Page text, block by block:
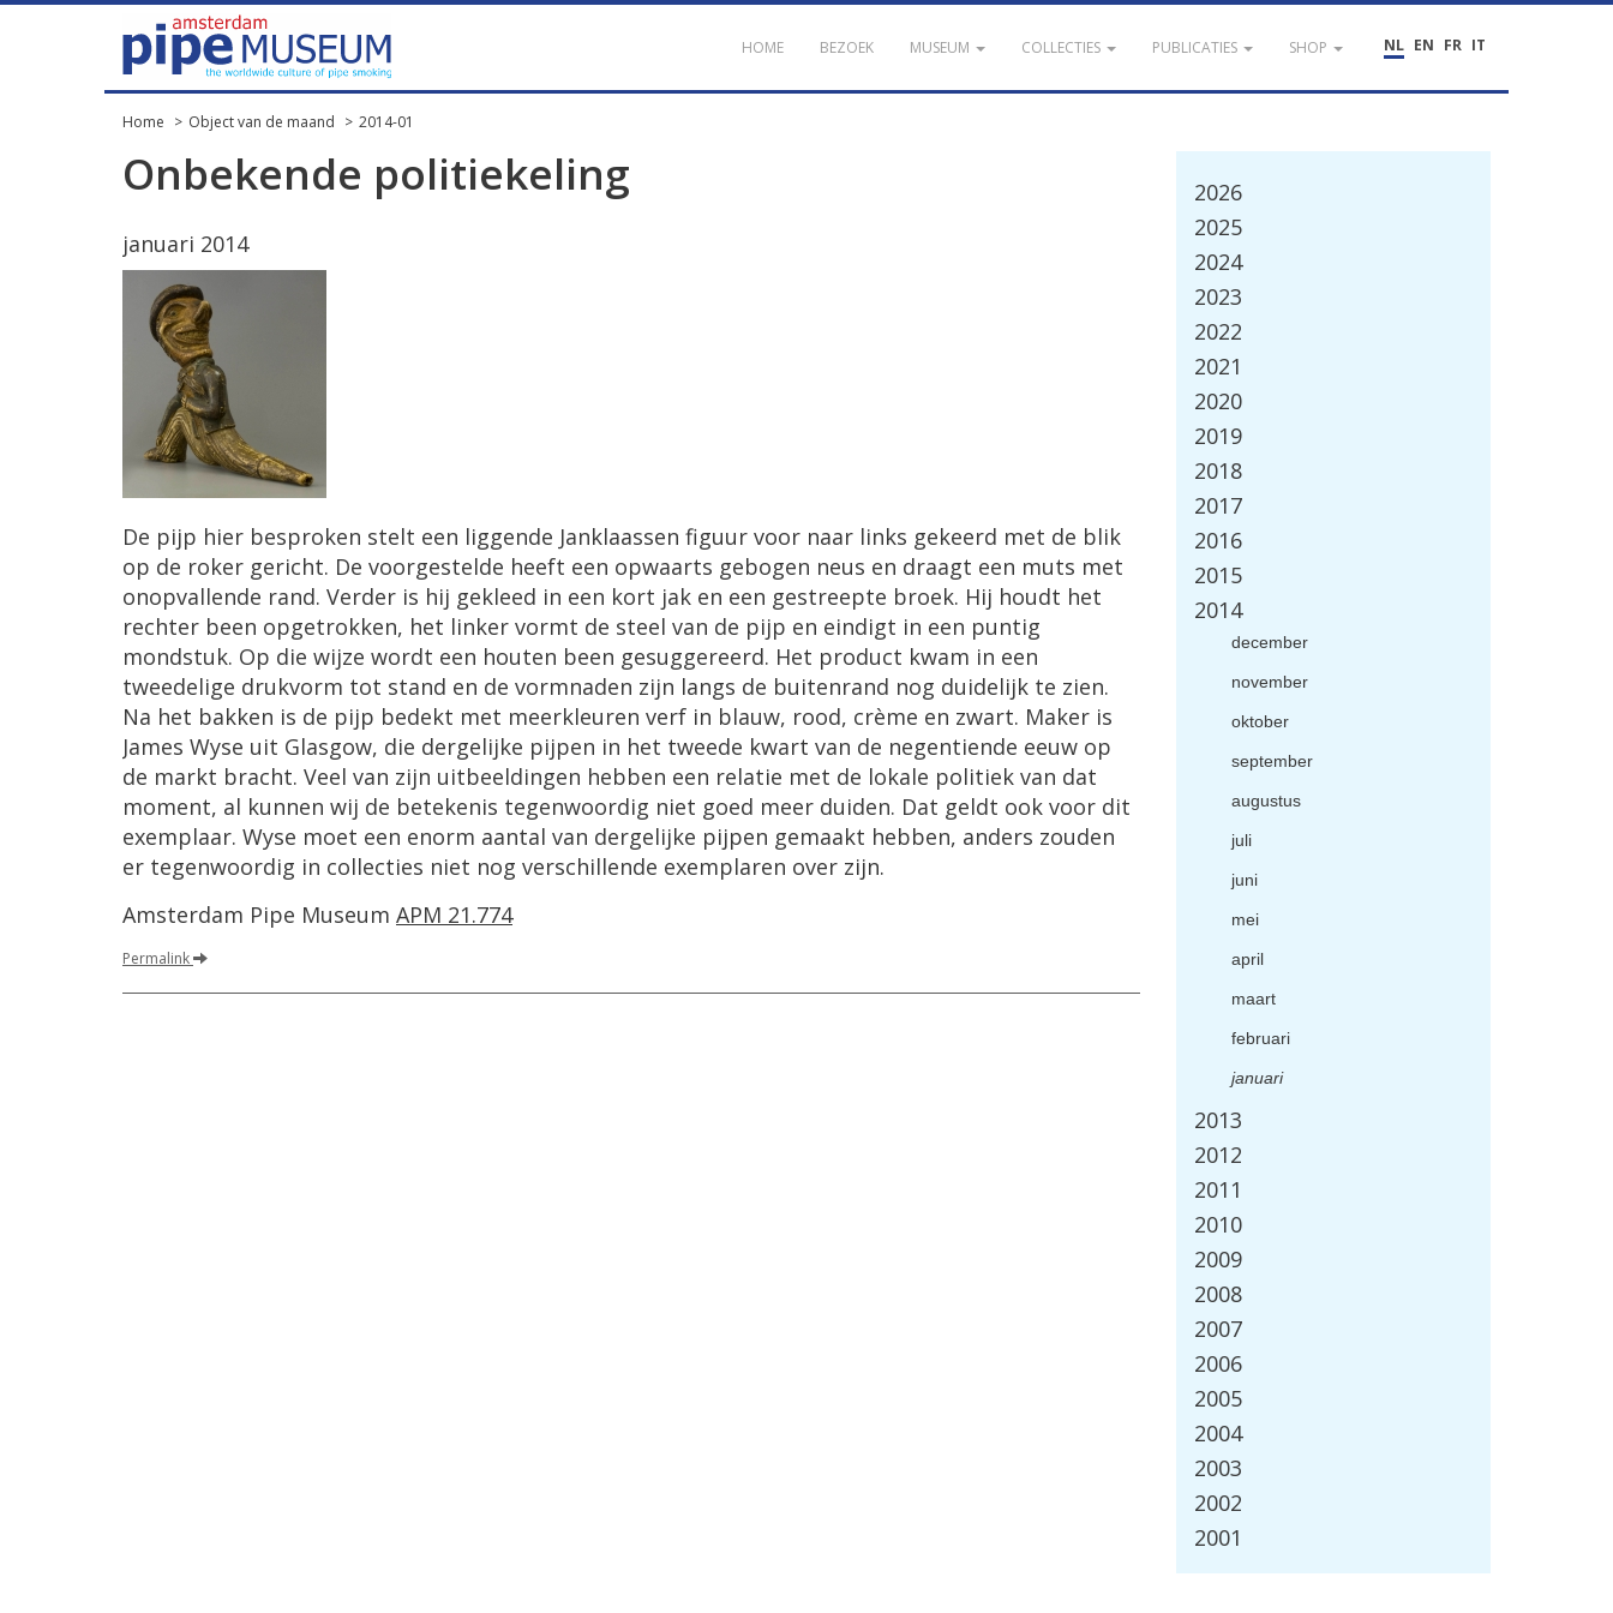
NL EN FR IT
HOME BEZOEK MUSEUM COLLECTIES PUBLICATIES SHOP
Home Object van de maand 2014-01
Onbekende politiekeling
januari 2014
De pijp hier besproken stelt een liggende Janklaassen figuur voor naar links gekeerd met de blik
op de roker gericht. De voorgestelde heeft een opwaarts gebogen neus en draagt een muts met
onopvallende rand. Verder is hij gekleed in een kort jak en een gestreepte broek. Hij houdt het
rechter been opgetrokken, het linker vormt de steel van de pijp en eindigt in een puntig
mondstuk. Op die wijze wordt een houten been gesuggereerd. Het product kwam in een
tweedelige drukvorm tot stand en de vormnaden zijn langs de buitenrand nog duidelijk te zien.
Na het bakken is de pijp bedekt met meerkleuren verf in blauw, rood, crème en zwart. Maker is
James Wyse uit Glasgow, die dergelijke pijpen in het tweede kwart van de negentiende eeuw op
de markt bracht. Veel van zijn uitbeeldingen hebben een relatie met de lokale politiek van dat
moment, al kunnen wij de betekenis tegenwoordig niet goed meer duiden. Dat geldt ook voor dit
exemplaar. Wyse moet een enorm aantal van dergelijke pijpen gemaakt hebben, anders zouden
er tegenwoordig in collecties niet nog verschillende exemplaren over zijn.
Amsterdam Pipe Museum APM 21.774
Permalink
2026
2025
2024
2023
2022
2021
2020
2019
2018
2017
2016
2015
2014
december
november
oktober
september
augustus
juli
juni
mei
april
maart
februari
januari
2013
2012
2011
2010
2009
2008
2007
2006
2005
2004
2003
2002
2001